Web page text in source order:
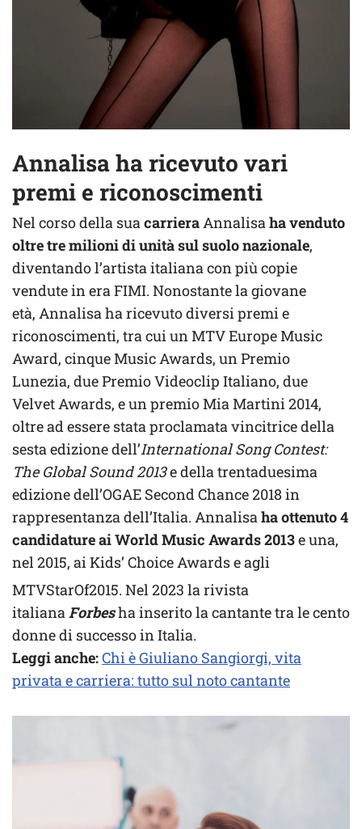
Annalisa ha ricevuto vari
premi e riconoscimenti
Nel corso della sua carriera Annalisa ha venduto
oltre tre milioni di unità sul suolo nazionale,
diventando l’artista italiana con più copie
vendute in era FIMI. Nonostante la giovane
età, Annalisa ha ricevuto diversi premi e
riconoscimenti, tra cui un MTV Europe Music
Award, cinque Music Awards, un Premio
Lunezia, due Premio Videoclip Italiano, due
Velvet Awards, e un premio Mia Martini 2014,
oltre ad essere stata proclamata vincitrice della
sesta edizione dell’International Song Contest:
The Global Sound 2013e della trentaduesima
edizione dell’OGAE Second Chance 2018 in
rappresentanza dell’Italia. Annalisa ha ottenuto 4
candidature ai World Music Awards 2013e una,
nel 2015, ai Kids’ Choice Awards e agli
MTVStarOf2015. Nel 2023 la rivista
italiana Forbesha inserito la cantante tra le cento
donne di successo in Italia.
Leggi anche:Chi è Giuliano Sangiorgi, vita
privata e carriera: tutto sul noto cantante